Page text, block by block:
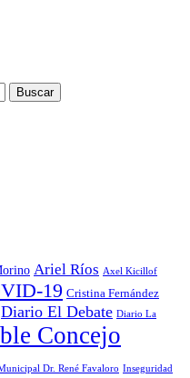
Ariel Ríos Axel Kicillof
19 Cristina Fernández
Diario El Debate Diario La
Concejo
Dr. René Favaloro Inseguridad